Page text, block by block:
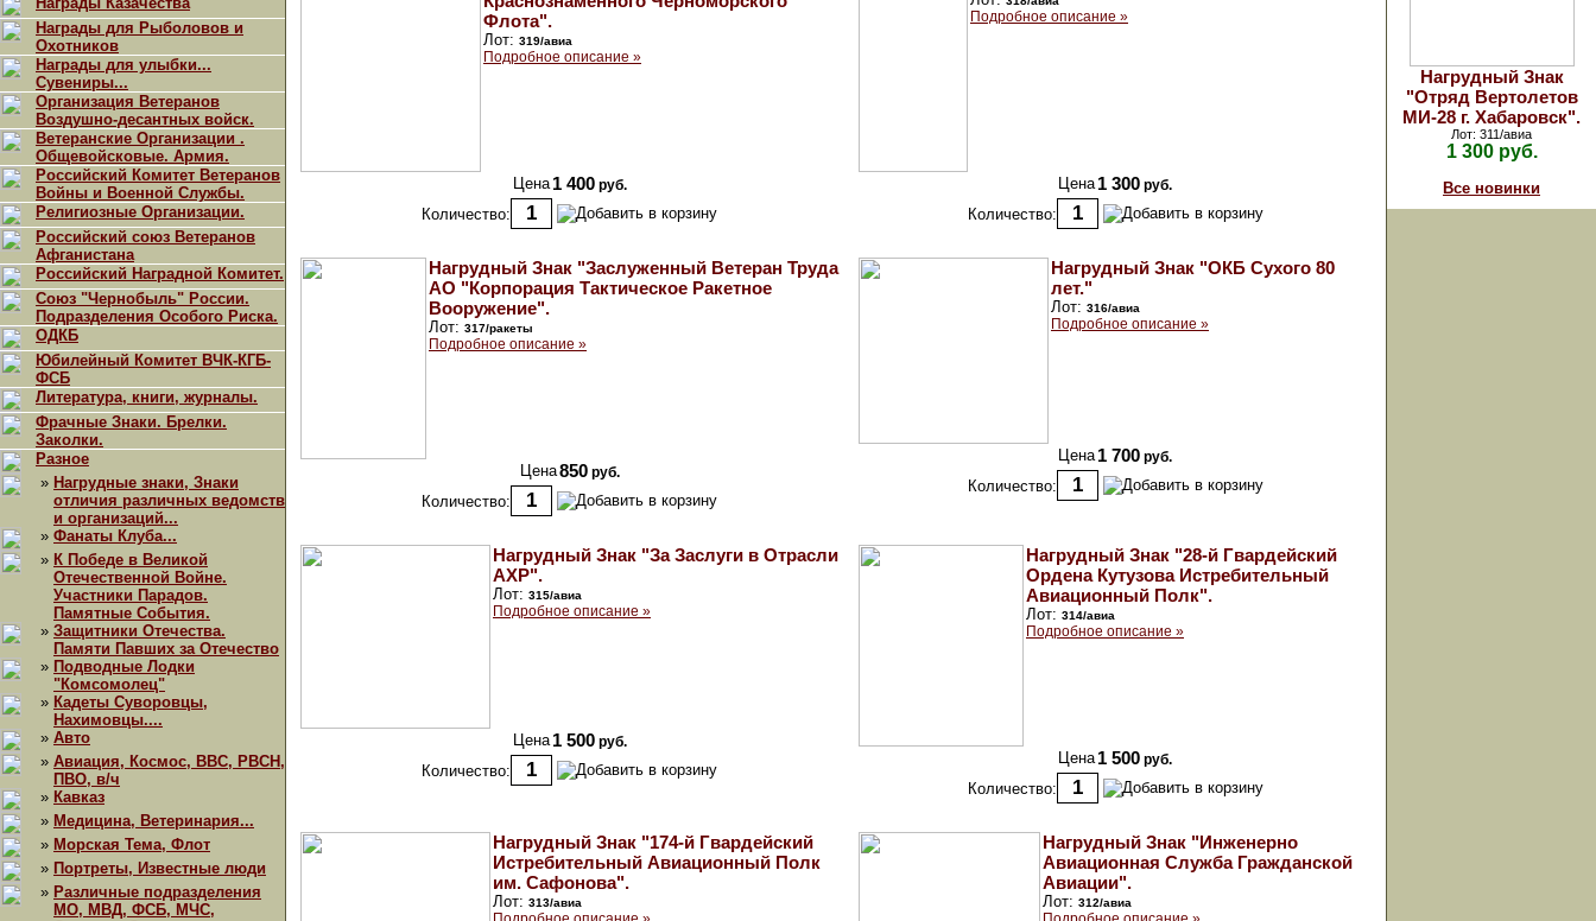
Награды для Рыболовов и
Охотников
Награды для улыбки...
Сувениры...
Организация Ветеранов
Воздушно-десантных войск.
Ветеранские Организации .
Общевойсковые. Армия.
Российский Комитет Ветеранов
Войны и Военной Службы.
Религиозные Организации.
Российский союз Ветеранов
Афганистана
Российский Наградной Комитет.
Союз "Чернобыль" России.
Подразделения Особого Риска.
ОДКБ
Юбилейный Комитет ВЧК-КГБ-
ФСБ
Литература, книги, журналы.
Фрачные Знаки. Брелки.
Заколки.
Разное
» Нагрудные знаки, Знаки
отличия различных ведомств
и организаций...
» Фанаты Клуба...
» К Победе в Великой
Отечественной Войне.
Участники Парадов.
Памятные События.
» Защитники Отечества.
Памяти Павших за Отечество
» Подводные Лодки
"Комсомолец"
» Кадеты Суворовцы,
Нахимовцы....
» Авто
» Авиация, Космос, ВВС, РВСН,
ПВО, в/ч
» Кавказ
» Медицина, Ветеринария...
» Морская Тема, Флот
» Портреты, Известные люди
» Различные подразделения
МО, МВД, ФСБ, МЧС,
Флота".
Лот: 319/авиа
Подробное описание »
Цена 1 400 руб.
Количество:
Подробное описание »
Цена 1 300 руб.
Количество:
Нагрудный Знак "Заслуженный Ветеран Труда
АО "Корпорация Тактическое Ракетное
Вооружение".
Лот: 317/ракеты
Подробное описание »
Цена850 руб.
Количество:
Нагрудный Знак "ОКБ Сухого 80
лет."
Лот: 316/авиа
Подробное описание »
Цена 1 700 руб.
Количество:
Нагрудный Знак "За Заслуги в Отрасли
АХР".
Лот: 315/авиа
Подробное описание »
Цена 1 500 руб.
Количество:
Нагрудный Знак "28-й Гвардейский
Ордена Кутузова Истребительный
Авиационный Полк".
Лот: 314/авиа
Подробное описание »
Цена 1 500 руб.
Количество:
Нагрудный Знак "174-й Гвардейский
Истребительный Авиационный Полк
им. Сафонова".
Лот: 313/авиа
Нагрудный Знак "Инженерно
Авиационная Служба Гражданской
Авиации".
Лот: 312/авиа
Нагрудный Знак
"Отряд Вертолетов
МИ-28 г. Хабаровск".
Лот: 311/авиа
1 300 руб.
Все новинки